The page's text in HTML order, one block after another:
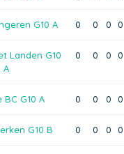
G10 A 0 0 0 0
Landen G10
A
0 0 0 0
BC G10 A 0 0 0 0
G10 B 0 0 0 0